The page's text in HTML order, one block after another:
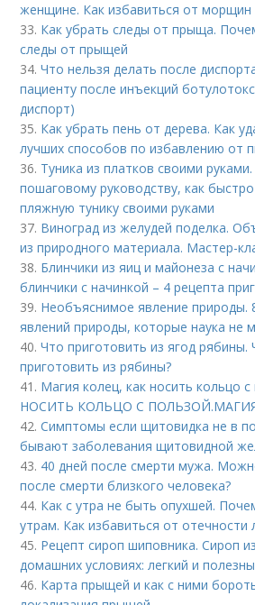
женщине. Как избавиться от морщин
33. Как убрать следы от прыща.
следы от прыщей
34.Что нельзя делать после
пациенту после инъекций
диспорт)
35. Как убрать пень от дерева. Как
лучших способов по избавлению от
36. Туника из платков своими
пошаговому руководству, как
пляжную тунику своими руками
37. Виноград из желудей поделка.
из природного материала. Мастер-
38. Блинчики из яиц и майонеза с
блинчики с начинкой – 4 рецепта
39. Необъяснимое явление природы.
явлений природы, которые наука не
40.Что приготовить из ягод
приготовить из рябины?
41. Магия колец, как носить кольцо
НОСИТЬ КОЛЬЦО С
42.Симптомы если щитовидка не в
бывают заболевания щитовидной
43. 40 дней после смерти мужа.
после смерти близкого человека?
44. Как с утра не быть опухшей.
утрам. Как избавиться от отечности
45. Рецепт сироп шиповника. Сироп
домашних условиях: легкий и
46. Карта прыщей и как с ними